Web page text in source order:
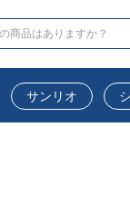
サンリオ